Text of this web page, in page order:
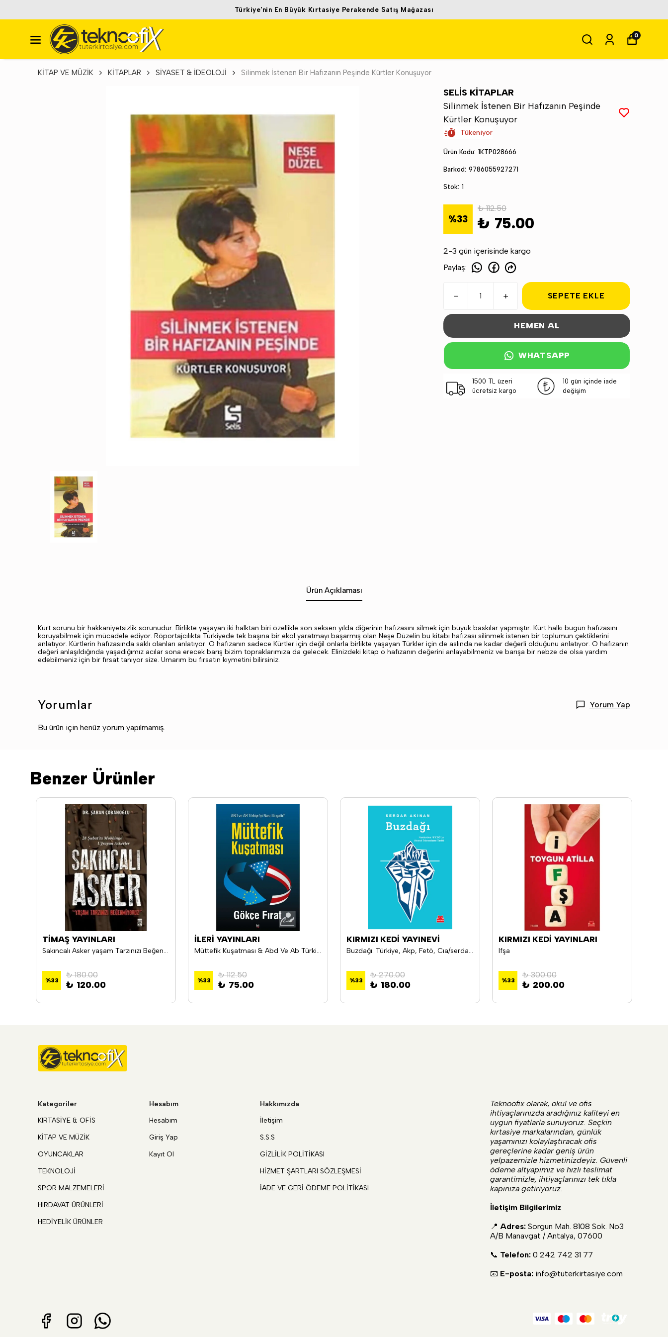
Türkiye'nin En Büyük Kırtasiye Perakende Satış Mağazası
0
KİTAP VE MÜZİK KİTAPLAR SİYASET & İDEOLOJİ Silinmek İstenen Bir Hafızanın Peşinde Kürtler Konuşuyor
SELİS KİTAPLAR
Silinmek İstenen Bir Hafızanın Peşinde
Kürtler Konuşuyor
Tükeniyor
Ürün Kodu: 1KTP028666
Barkod: 9786055927271
Stok: 1
%33
₺ 112.50
₺ 75.00
2-3 gün içerisinde kargo
Paylaş:
SEPETE EKLE
HEMEN AL
WHATSAPP
1500 TL üzeri
ücretsiz kargo
10 gün içinde iade
değişim
Ürün Açıklaması
Kürt sorunu bir hakkaniyetsizlik sorunudur. Birlikte yaşayan iki halktan biri özellikle son seksen yılda diğerinin hafızasını silmek için büyük baskılar yapmıştır. Kürt halkı bugün hafızasını
koruyabilmek için mücadele ediyor. Röportajcılıkta Türkiyede tek başına bir ekol yaratmayı başarmış olan Neşe Düzelin bu kitabı hafızası silinmek istenen bir toplumun çektiklerini
anlatıyor. Kürtlerin hafızasında saklı olanları anlatıyor. O hafızanın sadece Kürtler için değil onlarla birlikte yaşayan Türkler için de aslında ne kadar değerli olduğunu anlatıyor. O hafızanın
değeri anlaşıldığında yaşadığımız acılar sona erecek barış bizim topraklarımıza da gelecek. Elinizdeki kitap o hafızanın değerini anlayabilmeniz ve barışa bir nebze de olsa yardım
edebilmeniz için bir fırsat tanıyor size. Umarım bu fırsatın kıymetini bilirsiniz.
Yorumlar Yorum Yap
Bu ürün için henüz yorum yapılmamış.
Benzer Ürünler
TİMAŞ YAYINLARI
Sakıncalı Asker yaşam Tarzınızı Beğenmiyoruz Şaban Çobanoğlu
%33
₺ 180.00
₺ 120.00
İLERİ YAYINLARI
Müttefik Kuşatması & Abd Ve Ab Türkiye'yi Nasıl Kuşattı?
%33
₺ 112.50
₺ 75.00
KIRMIZI KEDİ YAYINEVİ
Buzdağı: Türkiye, Akp, Fetö, Cıa/serdar Akinan
%33
₺ 270.00
₺ 180.00
KIRMIZI KEDİ YAYINLARI
Ifşa
%33
₺ 300.00
₺ 200.00
Kategoriler
KIRTASİYE & OFİS
KİTAP VE MÜZİK
OYUNCAKLAR
TEKNOLOJİ
SPOR MALZEMELERİ
HIRDAVAT ÜRÜNLERİ
HEDİYELİK ÜRÜNLER
Hesabım
Hesabım
Giriş Yap
Kayıt Ol
Hakkımızda
İletişim
S.S.S
GİZLİLİK POLİTİKASI
HİZMET ŞARTLARI SÖZLEŞMESİ
İADE VE GERİ ÖDEME POLİTİKASI
Teknoofix olarak, okul ve ofis
ihtiyaçlarınızda aradığınız kaliteyi en
uygun fiyatlarla sunuyoruz. Seçkin
kırtasiye markalarından, günlük
yaşamınızı kolaylaştıracak ofis
gereçlerine kadar geniş ürün
yelpazemizle hizmetinizdeyiz. Güvenli
ödeme altyapımız ve hızlı teslimat
garantimizle, ihtiyaçlarınızı tek tıkla
kapınıza getiriyoruz.
İletişim Bilgilerimiz
📍 Adres: Sorgun Mah. 8108 Sok. No3
A/B Manavgat / Antalya, 07600
📞 Telefon: 0 242 742 31 77
📧 E-posta: info@tuterkirtasiye.com